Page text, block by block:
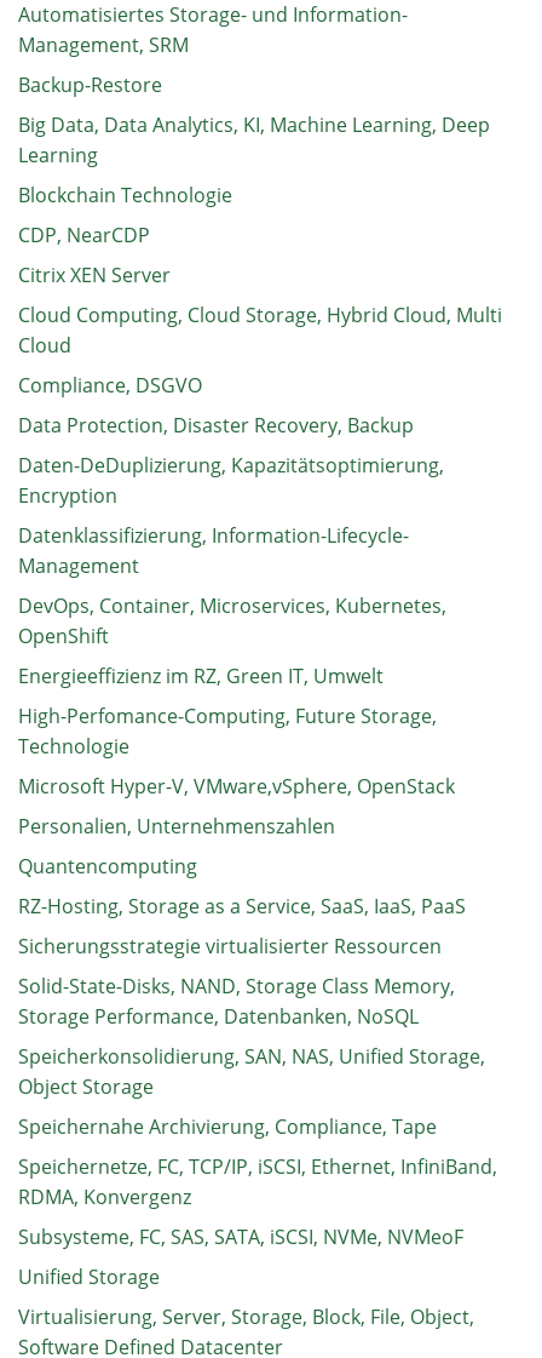
Automatisiertes Storage- und Information-
Management, SRM
Backup-Restore
Big Data, Data Analytics, KI, Machine Learning, Deep
Learning
Blockchain Technologie
CDP, NearCDP
Citrix XEN Server
Cloud Computing, Cloud Storage, Hybrid Cloud, Multi
Cloud
Compliance, DSGVO
Data Protection, Disaster Recovery, Backup
Daten-DeDuplizierung, Kapazitätsoptimierung,
Encryption
Datenklassifizierung, Information-Lifecycle-
Management
DevOps, Container, Microservices, Kubernetes,
OpenShift
Energieeffizienz im RZ, Green IT, Umwelt
High-Perfomance-Computing, Future Storage,
Technologie
Microsoft Hyper-V, VMware,vSphere, OpenStack
Personalien, Unternehmenszahlen
Quantencomputing
RZ-Hosting, Storage as a Service, SaaS, IaaS, PaaS
Sicherungsstrategie virtualisierter Ressourcen
Solid-State-Disks, NAND, Storage Class Memory,
Storage Performance, Datenbanken, NoSQL
Speicherkonsolidierung, SAN, NAS, Unified Storage,
Object Storage
Speichernahe Archivierung, Compliance, Tape
Speichernetze, FC, TCP/IP, iSCSI, Ethernet, InfiniBand,
RDMA, Konvergenz
Subsysteme, FC, SAS, SATA, iSCSI, NVMe, NVMeoF
Unified Storage
Virtualisierung, Server, Storage, Block, File, Object,
Software Defined Datacenter